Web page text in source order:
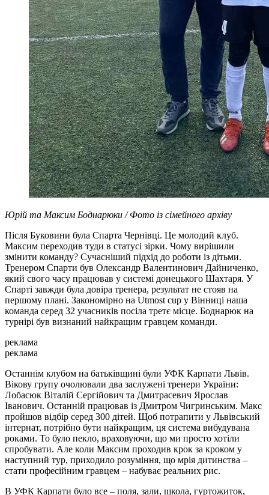
Юрій та Максим Боднарюки / Фото із сімейного архіву
Після Буковини була Спарта Чернівці. Це молодий клуб.
Максим переходив туди в статусі зірки. Чому вирішили
змінити команду? Сучасніший підхід до роботи із дітьми.
Тренером Спарти був Олександр Валентинович Дайниченко,
який свого часу працював у системі донецького Шахтаря. У
Спарті завжди була довіра тренера, результат не стояв на
першому плані. Закономірно на Utmost cup у Вінниці наша
команда серед 32 учасників посіла третє місце. Боднарюк на
турнірі був визнаний найкращим гравцем команди.
реклама
реклама
Останнім клубом на батьківщині були УФК Карпати Львів.
Вікову групу очолювали два заслужені тренери України:
Лобасюк Віталій Сергійович та Дмитрасевич Ярослав
Іванович. Останній працював із Дмитром Чигринським. Макс
пройшов відбір серед 300 дітей. Щоб потрапити у Львівський
інтернат, потрібно бути найкращим, ця система вибудувана
роками. То було пекло, враховуючи, що ми просто хотіли
спробувати. Але коли Максим проходив крок за кроком у
наступний тур, приходило розуміння, що мрія дитинства –
стати професійним гравцем – набуває реальних рис.
В УФК Карпати було все – поля, зали, школа, гуртожиток,